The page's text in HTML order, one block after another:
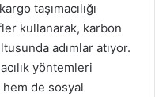
taşımacılığı
kullanarak, karbon
adımlar atıyor.
yöntemleri
hem de sosyal